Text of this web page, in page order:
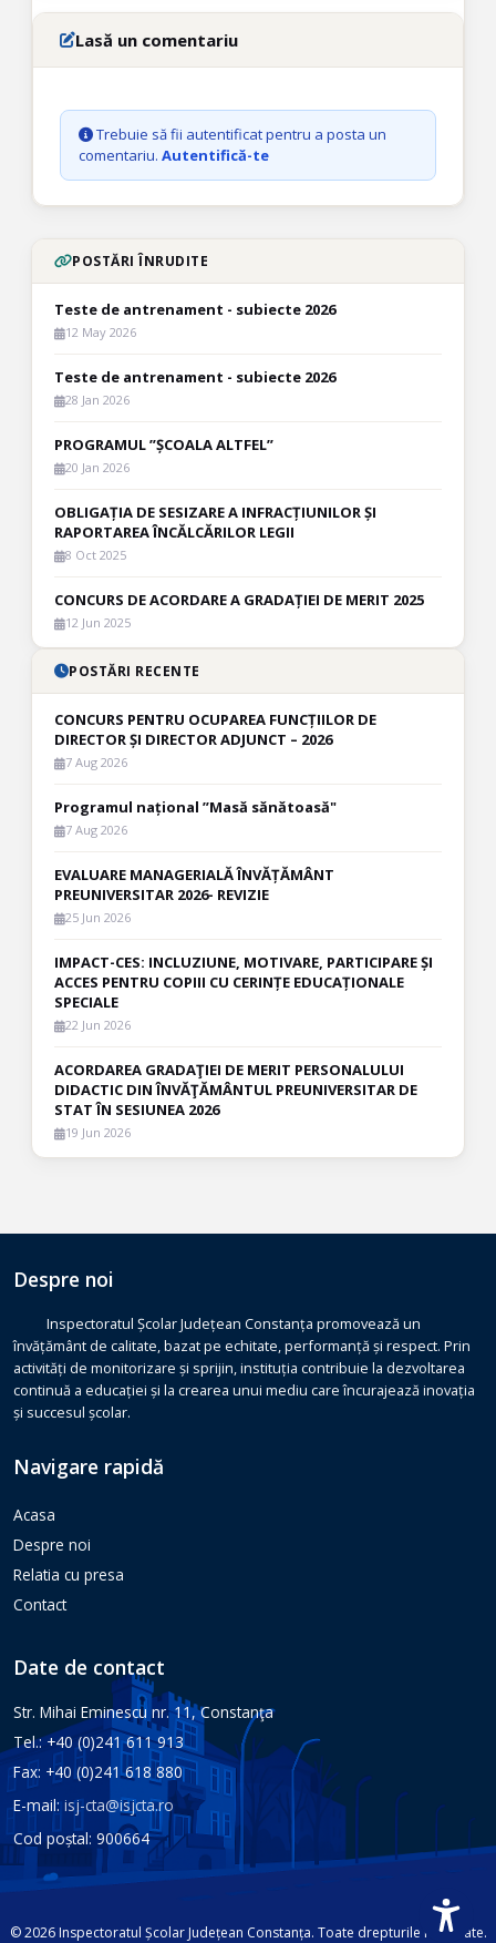
Lasă un comentariu
Trebuie să fii autentificat pentru a posta un
comentariu. Autentifică-te
POSTĂRI ÎNRUDITE
Teste de antrenament - subiecte 2026
12 May 2026
Teste de antrenament - subiecte 2026
28 Jan 2026
PROGRAMUL ”ȘCOALA ALTFEL”
20 Jan 2026
OBLIGAȚIA DE SESIZARE A INFRACȚIUNILOR ȘI
RAPORTAREA ÎNCĂLCĂRILOR LEGII
8 Oct 2025
CONCURS DE ACORDARE A GRADAȚIEI DE MERIT 2025
12 Jun 2025
POSTĂRI RECENTE
CONCURS PENTRU OCUPAREA FUNCȚIILOR DE
DIRECTOR ȘI DIRECTOR ADJUNCT – 2026
7 Aug 2026
Programul național ”Masă sănătoasă"
7 Aug 2026
EVALUARE MANAGERIALĂ ÎNVĂȚĂMÂNT
PREUNIVERSITAR 2026- REVIZIE
25 Jun 2026
IMPACT-CES: INCLUZIUNE, MOTIVARE, PARTICIPARE ȘI
ACCES PENTRU COPIII CU CERINȚE EDUCAȚIONALE
SPECIALE
22 Jun 2026
ACORDAREA GRADAŢIEI DE MERIT PERSONALULUI
DIDACTIC DIN ÎNVĂŢĂMÂNTUL PREUNIVERSITAR DE
STAT ÎN SESIUNEA 2026
19 Jun 2026
Despre noi
Inspectoratul Școlar Județean Constanța promovează un
învățământ de calitate, bazat pe echitate, performanță și respect. Prin
activități de monitorizare și sprijin, instituția contribuie la dezvoltarea
continuă a educației și la crearea unui mediu care încurajează inovația
și succesul școlar.
Navigare rapidă
Acasa
Despre noi
Relatia cu presa
Contact
Date de contact
Str. Mihai Eminescu nr. 11, Constanţa
Tel.: +40 (0)241 611 913
Fax: +40 (0)241 618 880
E-mail:isj-cta@isjcta.ro
Cod poștal: 900664
© 2026 Inspectoratul Școlar Județean Constanța. Toate drepturile rezervate.